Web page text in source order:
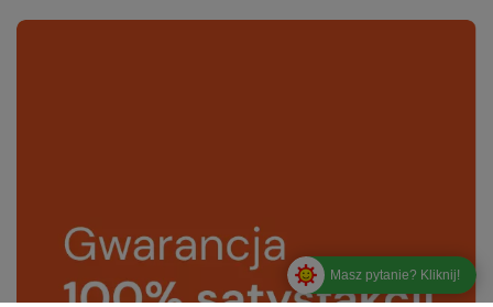
Masz pytanie? Kliknij!